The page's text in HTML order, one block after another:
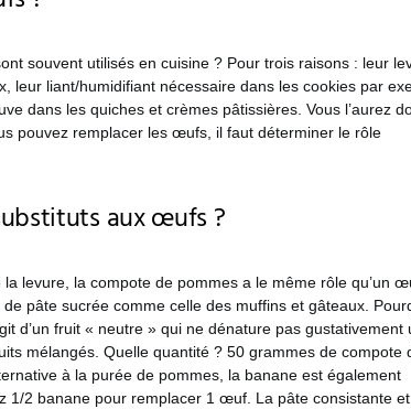
souvent utilisés en cuisine ? Pour trois raisons : leur
leur liant/humidifiant nécessaire dans les cookies par
dans les quiches et crèmes pâtissières. Vous l’aurez
pouvez remplacer les œufs, il faut déterminer le rôle
aux œufs ?
la levure, la compote de pommes a le même rôle qu’un
pâte sucrée comme celle des muffins et gâteaux.
d’un fruit « neutre » qui ne dénature pas gustativement
mélangés. Quelle quantité ? 50 grammes de compote
à la purée de pommes, la banane est également
1/2 banane pour remplacer 1 œuf. La pâte consistante et